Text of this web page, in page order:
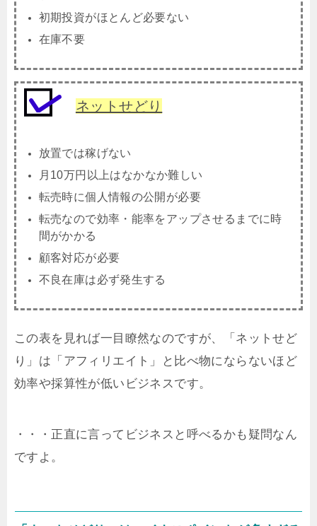
初期投資がほとんど必要ない
在庫不要
ネットせどり
放置では稼げない
月10万円以上はなかなか難しい
転売時に個人情報の公開が必要
転売なので効率・能率をアップさせるまでに時
間がかかる
顧客対応が必要
不良在庫は必ず発生する
この表を見れば一目瞭然なのですが、「ネットせど
り」は「アフィリエイト」と比べ物にならないほど
効率や採算性が低いビジネスです。
・・・正直に言ってビジネスと呼べるかも疑問なん
ですよ。